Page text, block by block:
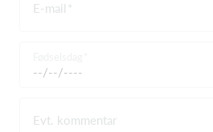
E-mail
Evt. kommentar